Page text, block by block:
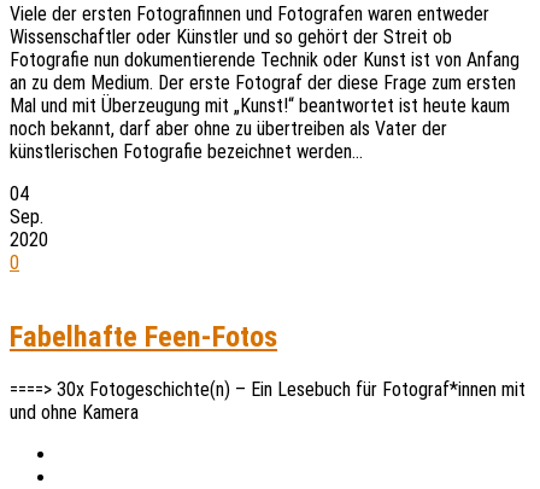
Viele der ersten Fotografinnen und Fotografen waren entweder
Wissenschaftler oder Künstler und so gehört der Streit ob
Fotografie nun dokumentierende Technik oder Kunst ist von Anfang
an zu dem Medium. Der erste Fotograf der diese Frage zum ersten
Mal und mit Überzeugung mit „Kunst!“ beantwortet ist heute kaum
noch bekannt, darf aber ohne zu übertreiben als Vater der
künstlerischen Fotografie bezeichnet werden…
04
Sep.
2020
0
Fabelhafte Feen-Fotos
====> 30x Fotogeschichte(n) – Ein Lesebuch für Fotograf*innen mit
und ohne Kamera